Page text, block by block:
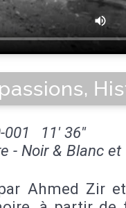
001
11' 36''
Noir & Blanc et
Ahmed Zir